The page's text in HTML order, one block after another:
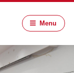
Menu